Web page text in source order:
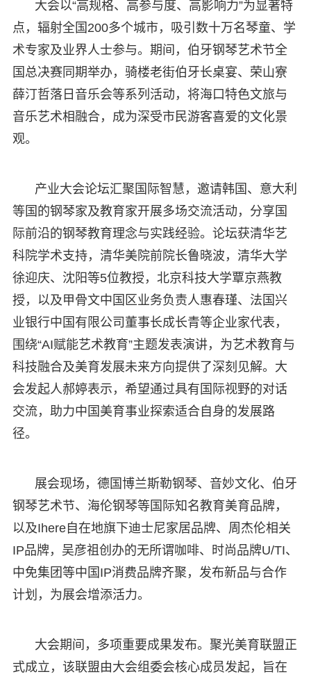
大会以“高规格、高参与度、高影响力”为显著特
点，辐射全国200多个城市，吸引数十万名琴童、学
术专家及业界人士参与。期间，伯牙钢琴艺术节全
国总决赛同期举办，骑楼老街伯牙长桌宴、荣山寮
薛汀哲落日音乐会等系列活动，将海口特色文旅与
音乐艺术相融合，成为深受市民游客喜爱的文化景
观。
产业大会论坛汇聚国际智慧，邀请韩国、意大利
等国的钢琴家及教育家开展多场交流活动，分享国
际前沿的钢琴教育理念与实践经验。论坛获清华艺
科院学术支持，清华美院前院长鲁晓波，清华大学
徐迎庆、沈阳等5位教授，北京科技大学覃京燕教
授，以及甲骨文中国区业务负责人惠春瑾、法国兴
业银行中国有限公司董事长成长青等企业家代表，
围绕“AI赋能艺术教育”主题发表演讲，为艺术教育与
科技融合及美育发展未来方向提供了深刻见解。大
会发起人郝婷表示，希望通过具有国际视野的对话
交流，助力中国美育事业探索适合自身的发展路
径。
展会现场，德国博兰斯勒钢琴、音妙文化、伯牙
钢琴艺术节、海伦钢琴等国际知名教育美育品牌，
以及Ihere自在地旗下迪士尼家居品牌、周杰伦相关
IP品牌，吴彦祖创办的无所谓咖啡、时尚品牌U/TI、
中免集团等中国IP消费品牌齐聚，发布新品与合作
计划，为展会增添活力。
大会期间，多项重要成果发布。聚光美育联盟正
式成立，该联盟由大会组委会核心成员发起，旨在